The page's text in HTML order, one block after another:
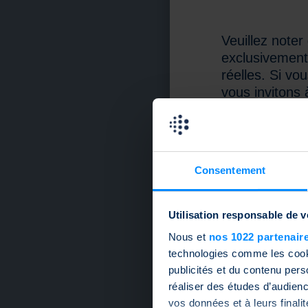
Consentement
Utilisation responsable de
Nous et nos 1022
technologies comme les
publicités et du contenu
réaliser des études
vos données et à leurs
Veuillez
réelles. Si
vous invitons
acceptez
protection